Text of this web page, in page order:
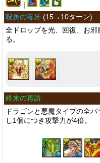
|
呪炎の毒牙 (15→10ターン)
全ドロップを光、回復、お
る。
終末の再訪
ドラゴンと悪魔タイプの全
し1個につき攻撃力が4倍。